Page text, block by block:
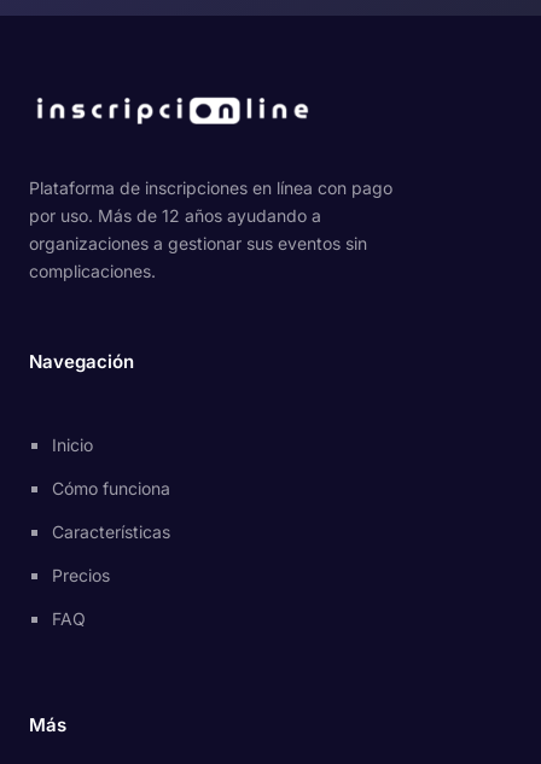
Plataforma de inscripciones en línea con pago
por uso. Más de 12 años ayudando a
organizaciones a gestionar sus eventos sin
complicaciones.
Navegación
Inicio
Cómo funciona
Características
Precios
FAQ
Más